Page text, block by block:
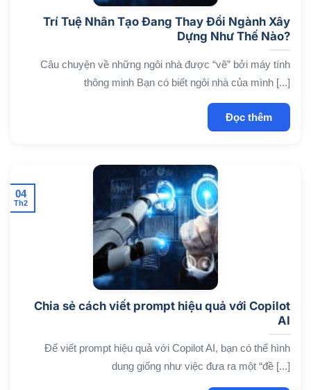
Trí Tuệ Nhân Tạo Đang Thay Đổi Ngành Xây
Dựng Như Thế Nào?
Câu chuyện về những ngôi nhà được “vẽ” bởi máy tính
thông minh Bạn có biết ngôi nhà của mình [...]
Đọc thêm
Chia sẻ cách viết prompt hiệu quả với Copilot
AI
Để viết prompt hiệu quả với Copilot AI, bạn có thể hình
dung giống như việc đưa ra một “đề [...]
04
Th2